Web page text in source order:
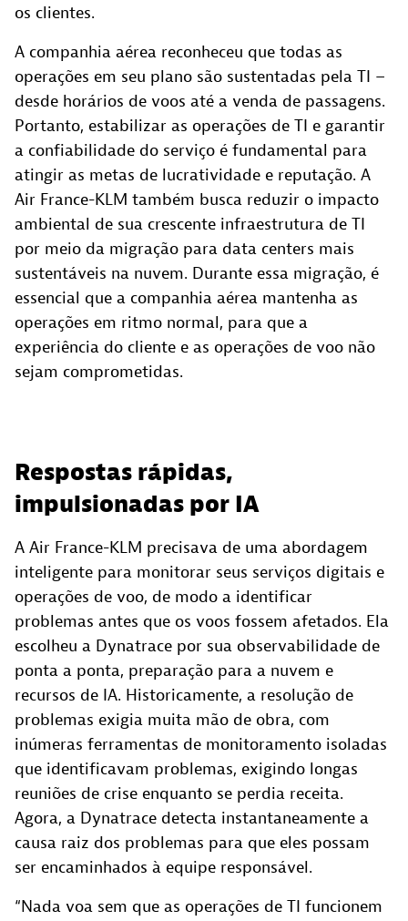
os clientes.
A companhia aérea reconheceu que todas as
operações em seu plano são sustentadas pela TI –
desde horários de voos até a venda de passagens.
Portanto, estabilizar as operações de TI e garantir
a confiabilidade do serviço é fundamental para
atingir as metas de lucratividade e reputação. A
Air France-KLM também busca reduzir o impacto
ambiental de sua crescente infraestrutura de TI
por meio da migração para data centers mais
sustentáveis na nuvem. Durante essa migração, é
essencial que a companhia aérea mantenha as
operações em ritmo normal, para que a
experiência do cliente e as operações de voo não
sejam comprometidas.
Respostas rápidas,
impulsionadas por IA
A Air France-KLM precisava de uma abordagem
inteligente para monitorar seus serviços digitais e
operações de voo, de modo a identificar
problemas antes que os voos fossem afetados. Ela
escolheu a Dynatrace por sua observabilidade de
ponta a ponta, preparação para a nuvem e
recursos de IA. Historicamente, a resolução de
problemas exigia muita mão de obra, com
inúmeras ferramentas de monitoramento isoladas
que identificavam problemas, exigindo longas
reuniões de crise enquanto se perdia receita.
Agora, a Dynatrace detecta instantaneamente a
causa raiz dos problemas para que eles possam
ser encaminhados à equipe responsável.
“Nada voa sem que as operações de TI funcionem